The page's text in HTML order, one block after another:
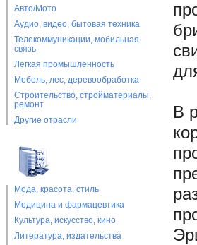
Авто/Мото
Аудио, видео, бытовая техника
Телекоммуникации, мобильная
связь
Легкая промышленность
Мебель, лес, деревообработка
Строительство, стройматериалы,
ремонт
Другие отрасли
Мода, красота, стиль
Медицина и фармацевтика
Культура, искусство, кино
Литература, издательства
В